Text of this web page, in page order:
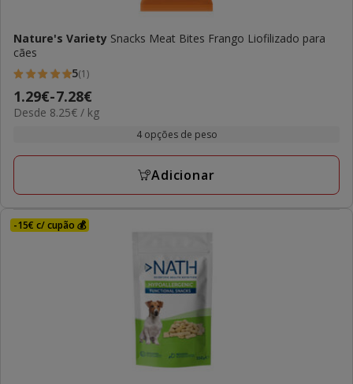
Nature's Variety Snacks Meat Bites Frango Liofilizado para
cães
5
estrelas
com
avaliações
5(1)
Preço
de
a
1.29€-7.28€
8.25€
Desde 8.25€ / kg
4 opções de peso
Adicionar
-15€ c/ cupão 💰